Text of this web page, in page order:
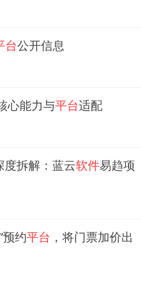
台公开信息
心能力与平台适配
度拆解：蓝云软件易趋项
预约平台 ，将门票加价出